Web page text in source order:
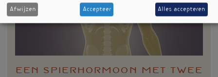
Een spierhormoon met twee
Afwijzen Accepteer Alles accepteren